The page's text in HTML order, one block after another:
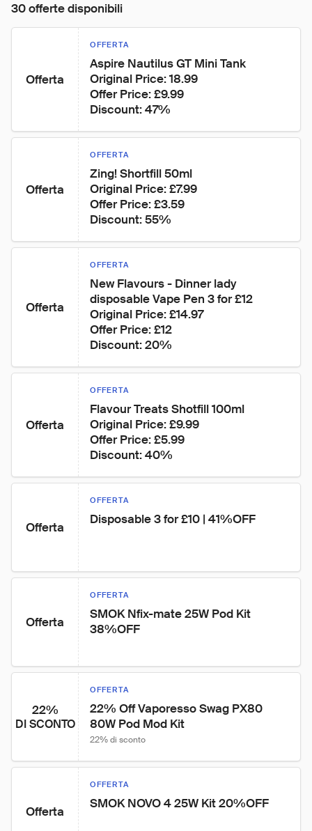
30 offerte disponibili
Offerta
OFFERTA
Aspire Nautilus GT Mini Tank
Original Price: 18.99
Offer Price: £9.99
Discount: 47%
Offerta
OFFERTA
Zing! Shortfill 50ml
Original Price: £7.99
Offer Price: £3.59
Discount: 55%
Offerta
OFFERTA
New Flavours - Dinner lady
disposable Vape Pen 3 for £12
Original Price: £14.97
Offer Price: £12
Discount: 20%
Offerta
OFFERTA
Flavour Treats Shotfill 100ml
Original Price: £9.99
Offer Price: £5.99
Discount: 40%
Offerta
OFFERTA
Disposable 3 for £10 | 41%OFF
Offerta
OFFERTA
SMOK Nfix-mate 25W Pod Kit
38%OFF
22%
DI SCONTO
OFFERTA
22% Off Vaporesso Swag PX80
80W Pod Mod Kit
22% di sconto
Offerta
OFFERTA
SMOK NOVO 4 25W Kit 20%OFF